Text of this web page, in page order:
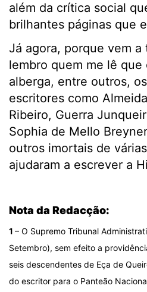
além da crítica social
brilhantes páginas que
Já agora, porque vem
lembro quem me lê que
alberga, entre outros,
escritores como
Ribeiro, Guerra
Sophia de Mello
outros imortais de
ajudaram a escrever a
Nota da Redacção:
1 – O Supremo Tribunal
Setembro), sem efeito a
seis descendentes de Eça de
do escritor para o Panteão